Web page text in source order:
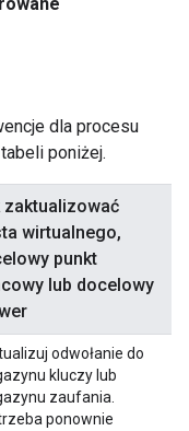
dla procesu
poniżej.
zaktualizować
wirtualnego,
punkt
lub docelowy
odwołanie do
kluczy lub
zaufania.
ponownie